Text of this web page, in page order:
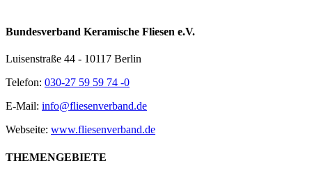
Bundesverband Keramische Fliesen e.V.
Luisenstraße 44 - 10117 Berlin
Telefon: 030-27 59 59 74 -0
E-Mail: info@fliesenverband.de
Webseite: www.fliesenverband.de
THEMENGEBIETE